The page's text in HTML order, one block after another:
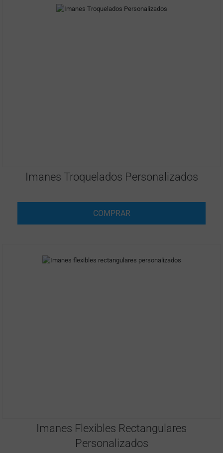
Imanes Troquelados Personalizados
COMPRAR
Imanes Flexibles Rectangulares
Personalizados